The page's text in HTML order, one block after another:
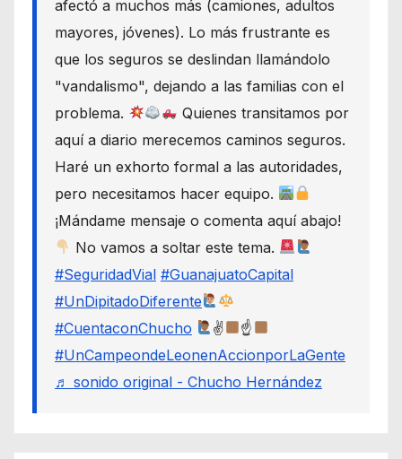
afectó a muchos más (camiones, adultos
mayores, jóvenes). Lo más frustrante es
que los seguros se deslindan llamándolo
"vandalismo", dejando a las familias con el
problema.
Quienes transitamos por
aquí a diario merecemos caminos seguros.
Haré un exhorto formal a las autoridades,
pero necesitamos hacer equipo.
¡Mándame mensaje o comenta aquí abajo!
No vamos a soltar este tema.
#SeguridadVial #GuanajuatoCapital
#UnDipitadoDiferente
#CuentaconChucho
✌
☝
#UnCampeondeLeonenAccionporLaGente
♬ sonido original - Chucho Hernández